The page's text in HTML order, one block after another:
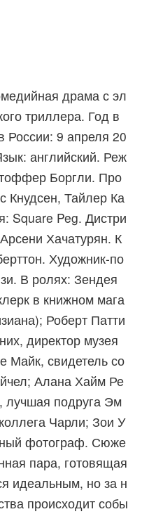
драма с эл
триллера. Год в
9 апреля 20
английский. Реж
Боргли. Про
Кнудсен, Тайлер Ка
Square Peg. Дистри
Хачатурян. К
Художник‑по
В ролях: Зендея
в книжном мага
Роберт Патти
директор музея
Майк, свидетель со
Алана Хайм Ре
лучшая подруга Эм
Чарли; Зои У
фотограф. Сюже
пара, готовящая
идеальным, но за н
происходит собы